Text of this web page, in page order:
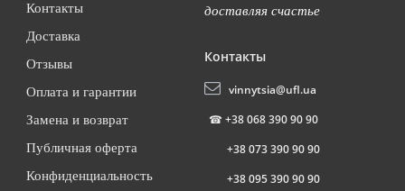
Контакты
Доставка
Отзывы
Оплата и гарантии
Замена и возврат
Публичная оферта
Конфиденциальность
доставляя счастье
Контакты
vinnytsia@ufl.ua
☎ +38 068 390 90 90
+38 073 390 90 90
+38 095 390 90 90